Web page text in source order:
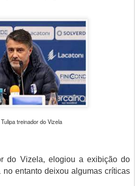
treinador do Vizela
do Vizela, elogiou a exibição do
entanto deixou algumas críticas